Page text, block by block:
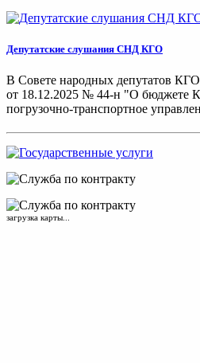
Депутатские слушания СНД КГО
В Совете народных депутатов
от 18.12.2025 № 44-н "О бюджете
погрузочно-транспортное
загрузка карты...